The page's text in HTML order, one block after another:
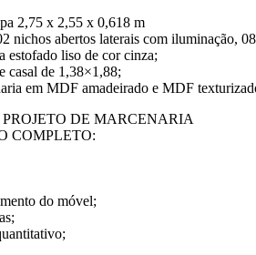
2,75 x 2,55 x 0,618 m
nichos abertos laterais com iluminação,
estofado liso de cor cinza;
casal de 1,38×1,88;
em MDF amadeirado e MDF
DE MARCENARIA
COMPLETO:
do móvel;